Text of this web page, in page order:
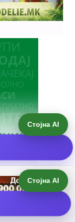
Стојна AI